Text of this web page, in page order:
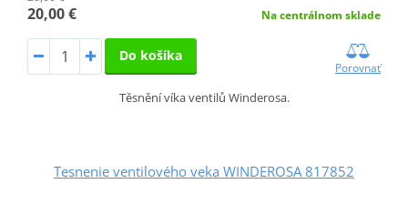
20,00 € Na centrálnom sklade
Do košíka
Porovnať
Těsnění víka ventilů Winderosa.
Tesnenie ventilového veka WINDEROSA 817852